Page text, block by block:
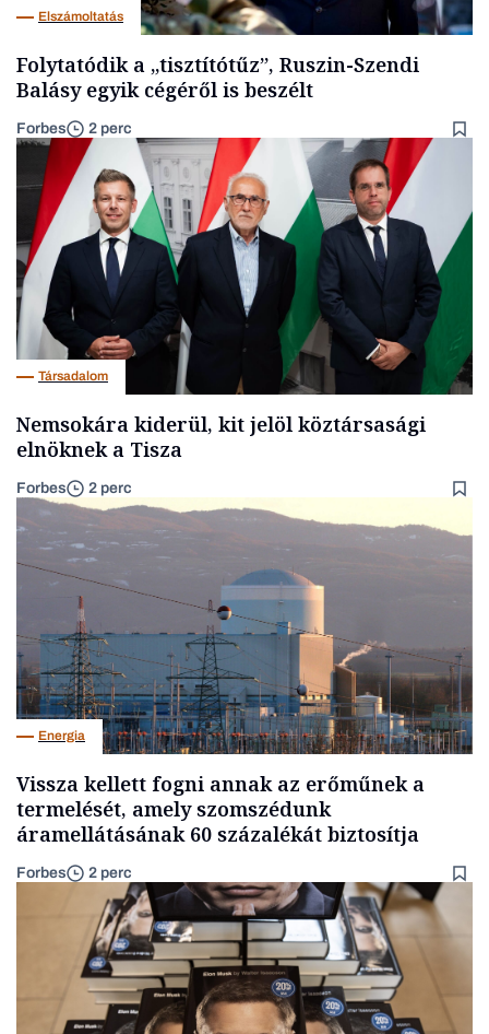
Elszámoltatás
Folytatódik a „tisztítótűz”, Ruszin-Szendi
Balásy egyik cégéről is beszélt
Forbes 2 perc
Társadalom
Nemsokára kiderül, kit jelöl köztársasági
elnöknek a Tisza
Forbes 2 perc
Energia
Vissza kellett fogni annak az erőműnek a
termelését, amely szomszédunk
áramellátásának 60 százalékát biztosítja
Forbes 2 perc